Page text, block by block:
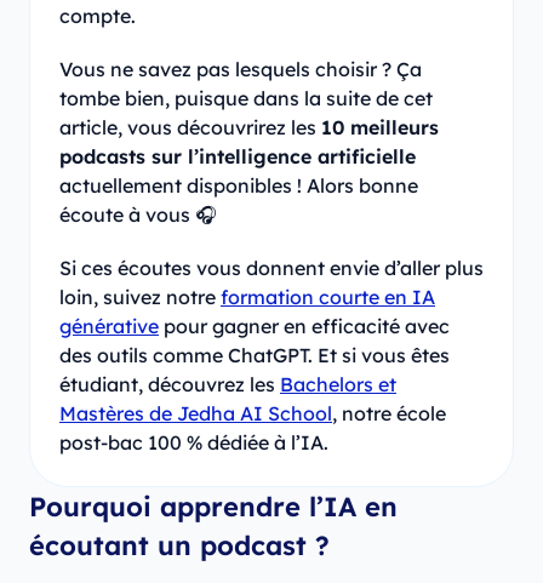
compte.
Vous ne savez pas lesquels choisir ? Ça
tombe bien, puisque dans la suite de cet
article, vous découvrirez les 10 meilleurs
podcasts sur l’intelligence artificielle
actuellement disponibles ! Alors bonne
écoute à vous 🎧
Si ces écoutes vous donnent envie d’aller plus
loin, suivez notre formation courte en IA
générative pour gagner en efficacité avec
des outils comme ChatGPT. Et si vous êtes
étudiant, découvrez les Bachelors et
Mastères de Jedha AI School, notre école
post-bac 100 % dédiée à l’IA.
Pourquoi apprendre l’IA en
écoutant un podcast ?